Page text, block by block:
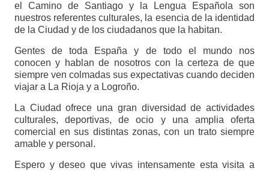
el Camino de Santiago y la Lengua Española son
nuestros referentes culturales, la esencia de la identidad
de la Ciudad y de los ciudadanos que la habitan.
Gentes de toda España y de todo el mundo nos
conocen y hablan de nosotros con la certeza de que
siempre ven colmadas sus expectativas cuando deciden
viajar a La Rioja y a Logroño.
La Ciudad ofrece una gran diversidad de actividades
culturales, deportivas, de ocio y una amplia oferta
comercial en sus distintas zonas, con un trato siempre
amable y personal.
Espero y deseo que vivas intensamente esta visita a